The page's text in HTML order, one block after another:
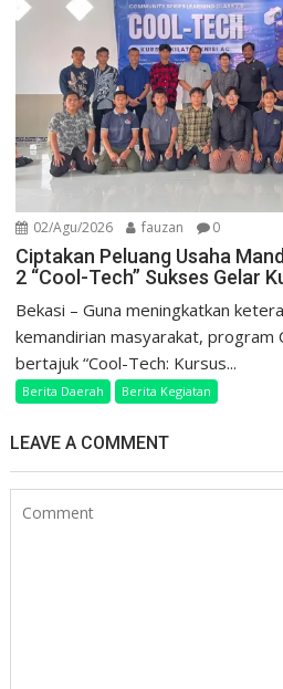
02/Agu/2026 fauzan 0
Ciptakan Peluang Usaha
2 “Cool-Tech” Sukses Gelar
Bekasi – Guna meningkatkan
kemandirian masyarakat, program
bertajuk “Cool-Tech: Kursus...
Berita Daerah Berita Kegiatan
LEAVE A COMMENT